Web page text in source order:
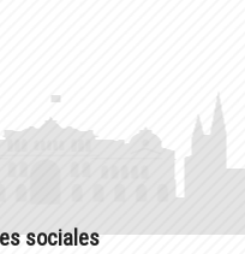
sociales